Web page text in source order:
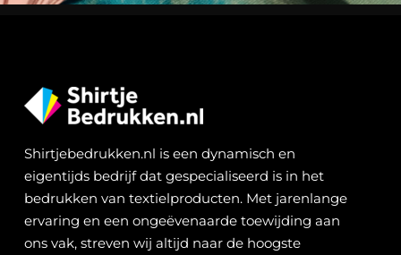
Shirtjebedrukken.nl is een dynamisch en
eigentijds bedrijf dat gespecialiseerd is in het
bedrukken van textielproducten. Met jarenlange
ervaring en een ongeëvenaarde toewijding aan
ons vak, streven wij altijd naar de hoogste